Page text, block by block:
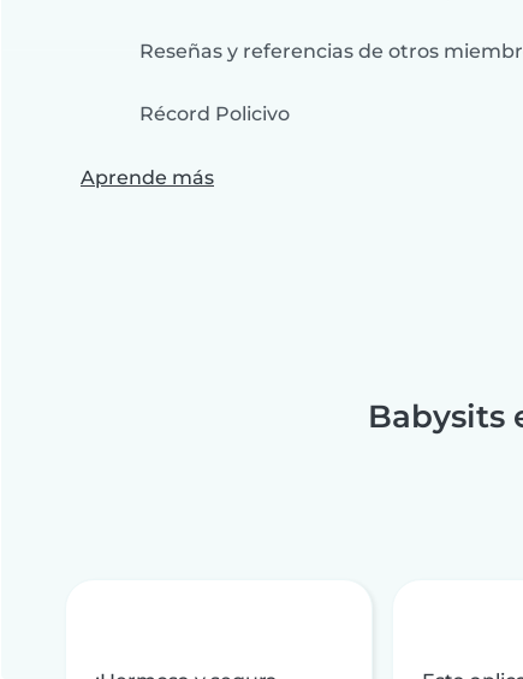
Reseñas y referencias de otros
Récord Policivo
Aprende más
Babysits